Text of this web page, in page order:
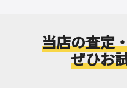
当店の査定
ぜひお